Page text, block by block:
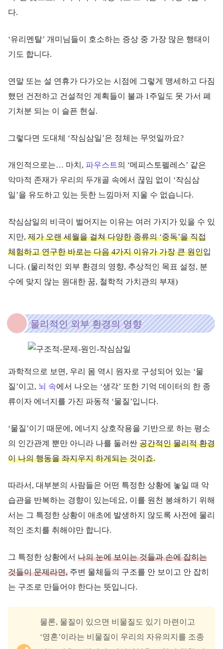
다.
‘유리멘탈’ 개미님들이 호소하는 증상 중 가장 많은 행태이
기도 합니다.
연말 또는 설 연휴가 다가오는 시점에 그렇게 맹세하고 다짐
했던 건전하고 건설적인 계획들이 불과 1주일도 못 가서 폐
기처분 되는 이 슬픈 현실.
그렇다면 도대체 ‘작심삼일’은 정체는 무엇일까요?
개인적으로는… 마치, 파우스트의 ‘메피스토펠레스’ 같은
악마적 존재가 우리의 두개골 속에서 끊임 없이 ‘작심삼
일’을 유도하고 있는 듯한 느낌마저 지울 수 없습니다.
작심삼일의 비극이 벌어지는 이유는 여러 가지가 있을 수 있
지만, 제가 오랜 세월을 걸쳐 다양한 종류의 ‘중독’을 직접
체험하고 연구한 바로는 다음 4가지 이유가 가장 큰 원인입
니다. (물리적인 외부 환경의 영향, 추상적인 목표 설정, 분
수에 맞지 않는 원대한 꿈, 철학적 가치관의 부재)
물리적인 외부 환경의 영향
과학적으로 보면, 우리 몸 역시 원자로 구성되어 있는 ‘물
질’이고, 뇌 속에서 나오는 ‘생각’ 또한 기억 데이터의 한 종
류이자 에너지를 가진 파동적 ‘물질’입니다.
‘물질’이기 때문에, 에너지 상호작용을 기반으로 하는 평소
의 인간관계 뿐만 아니라 나를 둘러싼 공간적인 물리적 환경
이 나의 행동을 좌지우지 하게되는 것이죠.
따라서, 대부분의 사람들은 어떤 특정한 상황에 놓일 때 악
습관을 반복하는 경향이 있는데요, 이를 원천 봉쇄하기 위해
서는 그 특정한 상황이 애초에 발생하지 않도록 사전에 물리
적인 조치를 취해야만 합니다.
그 특정한 상황에서 나의 눈에 보이는 것들과 손에 잡히는
것들이 문제라면, 주변 물체들의 구조를 안 보이고 안 잡히
는 구조로 만들어야 한다는 뜻입니다.
물론, 물질이 있으면 비물질도 있기 마련이고
‘영혼’이라는 비물질이 우리의 자유의지를 조종